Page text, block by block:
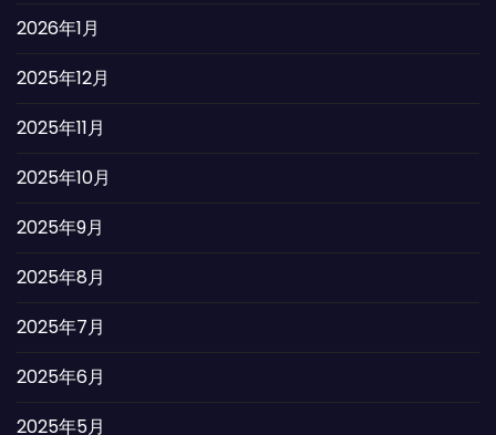
2026年1月
2025年12月
2025年11月
2025年10月
2025年9月
2025年8月
2025年7月
2025年6月
2025年5月